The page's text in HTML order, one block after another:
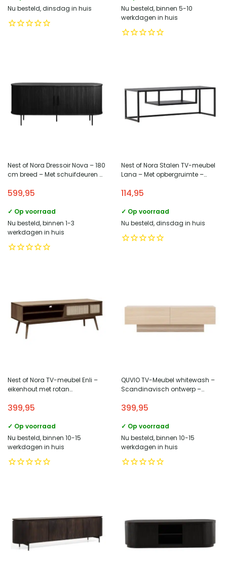
Nu besteld, dinsdag in huis
Nu besteld, binnen 5-10
werkdagen in huis
Nest of Nora Dressoir Nova – 180
cm breed – Met schuifdeuren –
599,95
✓ Op voorraad
Nu besteld, binnen 1-3
werkdagen in huis
Nest of Nora Stalen TV-meubel
Lana – Met opbergruimte –
114,95
✓ Op voorraad
Nu besteld, dinsdag in huis
Nest of Nora TV-meubel Enli –
eikenhout met rotan
399,95
✓ Op voorraad
Nu besteld, binnen 10-15
werkdagen in huis
QUVIO TV-Meubel whitewash –
Scandinavisch ontwerp –
399,95
✓ Op voorraad
Nu besteld, binnen 10-15
werkdagen in huis